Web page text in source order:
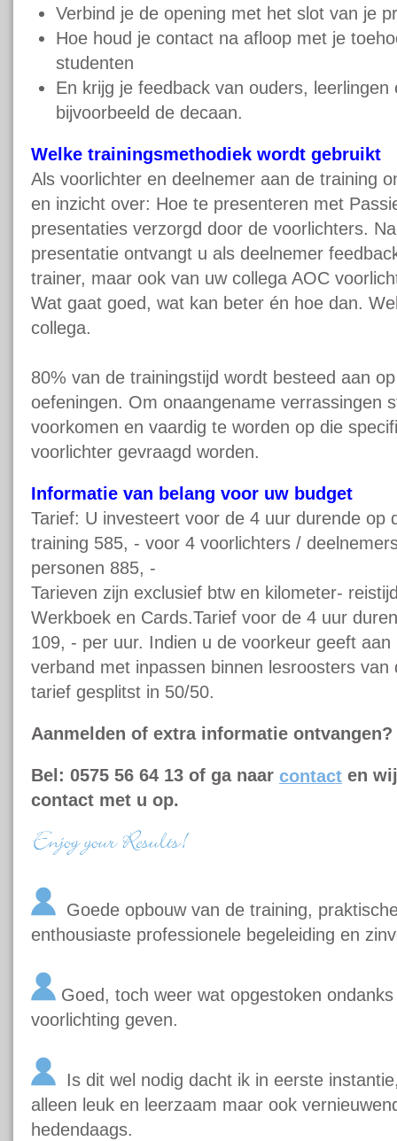
Verbind je de opening met het slot van je
Hoe houd je contact na afloop met je
studenten
En krijg je feedback van ouders,
bijvoorbeeld de decaan.
Welke trainingsmethodiek wordt gebruikt
Als voorlichter en deelnemer aan de training
en inzicht over: Hoe te presenteren met
presentaties verzorgd door de voorlichters.
presentatie ontvangt u als deelnemer
trainer, maar ook van uw collega AOC
Wat gaat goed, wat kan beter én hoe dan.
collega.
80% van de trainingstijd wordt besteed aan
oefeningen. Om onaangename verrassingen
voorkomen en vaardig te worden op die
voorlichter gevraagd worden.
Informatie van belang voor uw budget
Tarief: U investeert voor de 4 uur durende op
training 585, - voor 4 voorlichters /
personen 885, -
Tarieven zijn exclusief btw en kilometer-
Werkboek en Cards.Tarief voor de 4 uur
109, - per uur. Indien u de voorkeur geeft
verband met inpassen binnen lesroosters
tarief gesplitst in 50/50.
Aanmelden of extra informatie ontvangen?
Bel: 0575 56 64 13 of ga naar contact en
contact met u op.
Goede opbouw van de training,
enthousiaste professionele begeleiding en
Goed, toch weer wat opgestoken
voorlichting geven.
Is dit wel nodig dacht ik in eerste
alleen leuk en leerzaam maar ook
hedendaags.